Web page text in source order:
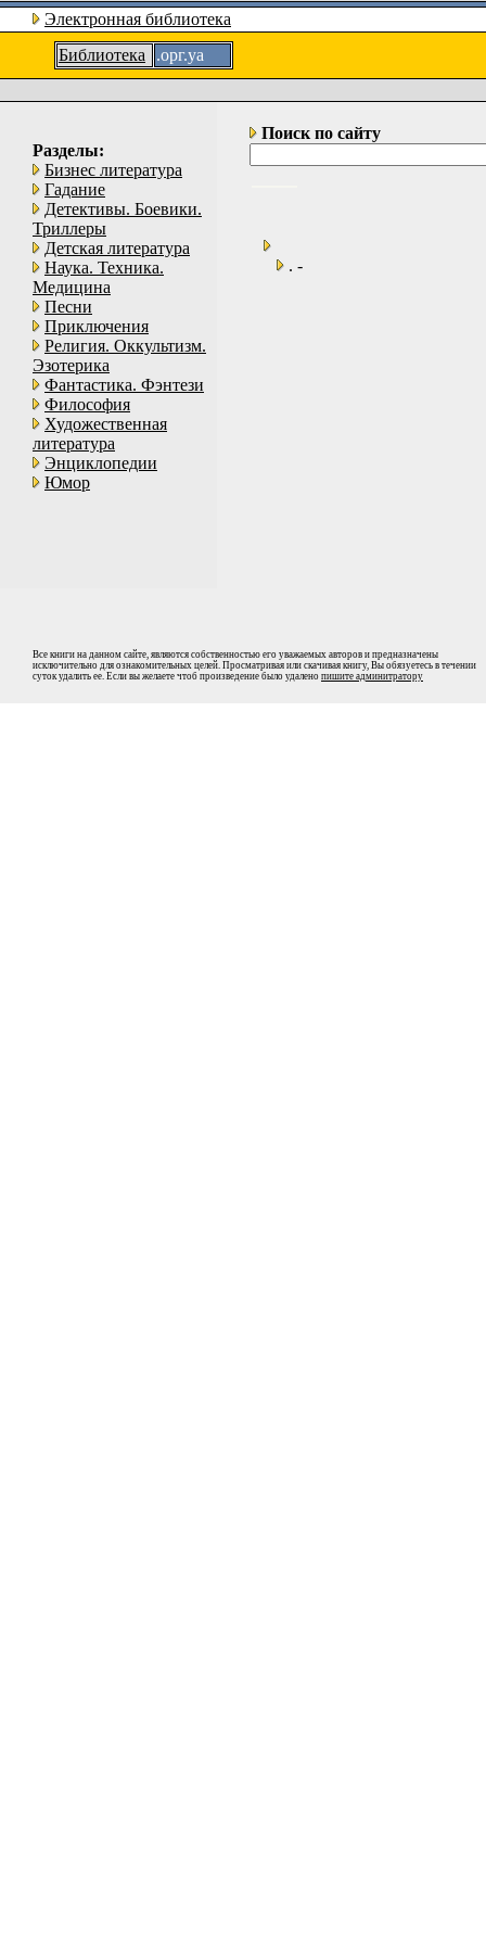
Электронная библиотека
Библиотека
.орг.уа
Разделы:
Бизнес литература
Гадание
Детективы. Боевики.
Триллеры
Детская литература
Наука. Техника.
Медицина
Песни
Приключения
Религия. Оккультизм.
Эзотерика
Фантастика. Фэнтези
Философия
Художественная
литература
Энциклопедии
Юмор
Поиск по сайту
. -
Все книги на данном сайте, являются собственностью его уважаемых авторов и предназначены
исключительно для ознакомительных целей. Просматривая или скачивая книгу, Вы обязуетесь в течении
суток удалить ее. Если вы желаете чтоб произведение было удалено пишите админитратору